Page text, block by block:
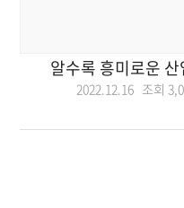
알수록 흥미로운
2022.12.16 조회